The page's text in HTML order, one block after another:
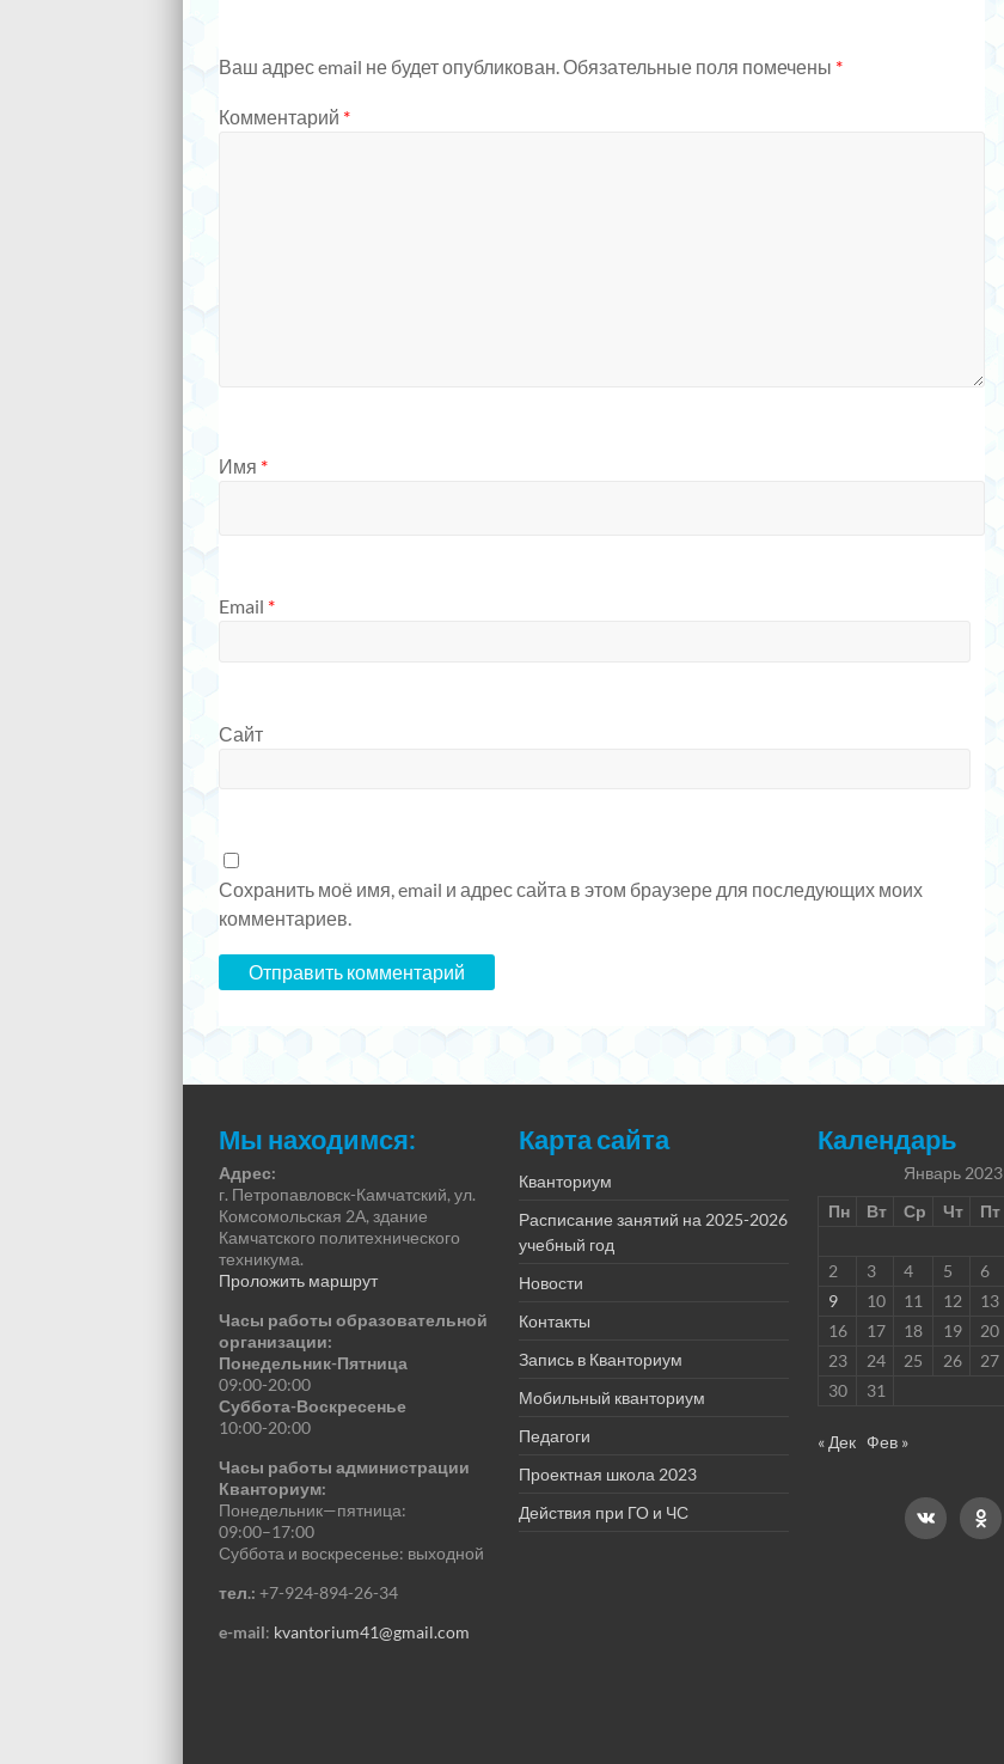
Ваш адрес email не будет опубликован.Обязательные поля помечены *
Комментарий *
Имя *
Email *
Сайт
Сохранить моё имя, email и адрес сайта в этом браузере для последующих моих
комментариев.
Мы находимся:
Адрес:
г. Петропавловск-Камчатский, ул.
Комсомольская 2А, здание
Камчатского политехнического
техникума.
Проложить маршрут
Часы работы образовательной
организации:
Понедельник-Пятница
09:00-20:00
Суббота-Воскресенье
10:00-20:00
Часы работы администрации
Кванториум:
Понедельник—пятница:
09:00–17:00
Суббота и воскресенье: выходной
тел.: +7-924-894-26-34
e-mail: kvantorium41@gmail.com
Карта сайта
Кванториум
Расписание занятий на 2025-2026
учебный год
Новости
Контакты
Запись в Кванториум
Мобильный кванториум
Педагоги
Проектная школа 2023
Действия при ГО и ЧС
Календарь
Январь 2023
Пн
Вт Ср Чт Пт
2
3 4 5 6
9
10 11 12 13
16
17 18 19 20
23
24 25 26 27
30
31
« Дек Фев »